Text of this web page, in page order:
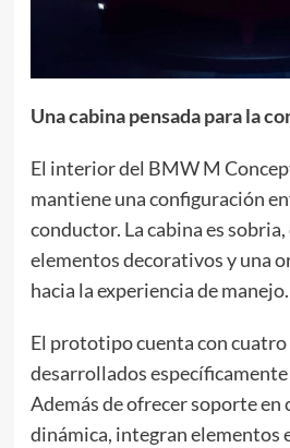
Una cabina pensada para la
El interior del BMW M
mantiene una configuración
conductor. La cabina es sobria,
elementos decorativos y una
hacia la experiencia de manejo.
El prototipo cuenta con
desarrollados
Además de ofrecer soporte en
dinámica, integran elementos